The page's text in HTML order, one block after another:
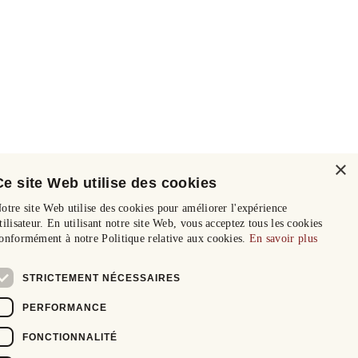
×
site Web utilise des cookies
site Web utilise des cookies pour améliorer l'expérience
En utilisant notre site Web, vous acceptez tous les cookies
à notre Politique relative aux cookies. En savoir plus
STRICTEMENT NÉCESSAIRES
PERFORMANCE
FONCTIONNALITÉ